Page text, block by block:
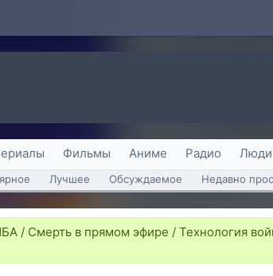
Фильмы Аниме Радио Люди
Лучшее Обсуждаемое Недавно
/ Смерть в прямом эфире / Технология